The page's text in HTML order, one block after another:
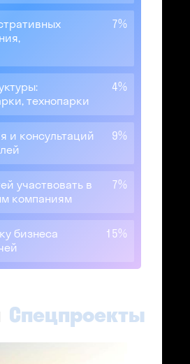
7%
технопарки
4%
и консультаций
9%
участвовать в
компаниям
7%
бизнеса
15%
Спецпроекты